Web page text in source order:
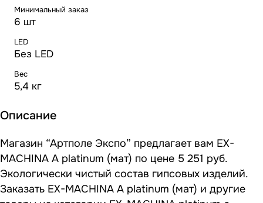
Минимальный заказ
6 шт
LED
Без LED
Вес
5,4 кг
Описание
Магазин “Артполе Экспо” предлагает вам EX-
MACHINA A platinum (мат) по цене 5 251 руб.
Экологически чистый состав гипсовых изделий.
Заказать EX-MACHINA A platinum (мат) и другие